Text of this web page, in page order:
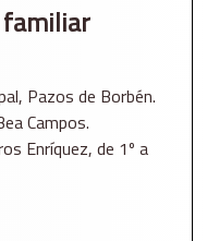
Pazos de Borbén.
Campos.
Enríquez, de 1º a